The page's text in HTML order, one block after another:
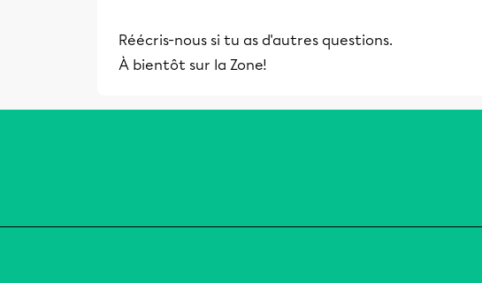
chances de vivre une situation d’échec.
Réécris-nous si tu as d'autres questions.
À bientôt sur la Zone!